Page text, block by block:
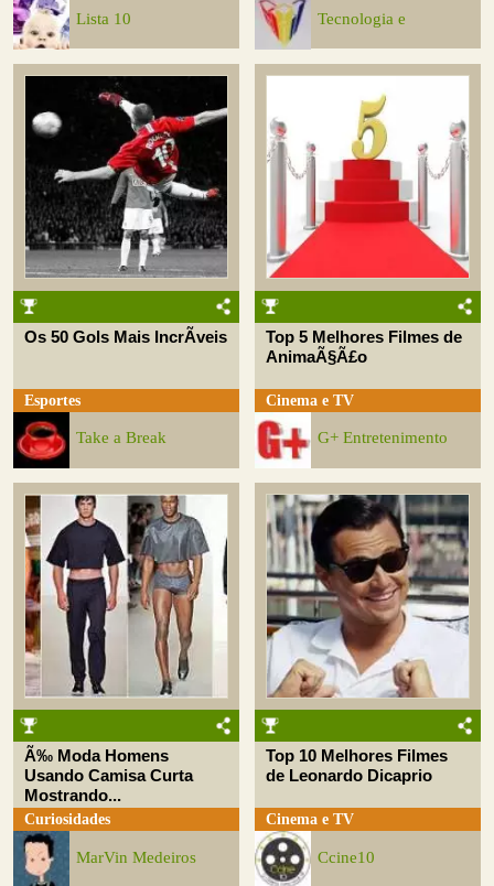
Lista 10 Tecnologia e
Os 50 Gols Mais IncrÃ­veis
Esportes
Take a Break
Top 5 Melhores Filmes de
AnimaÃ§Ã£o
Cinema e TV
G+ Entretenimento
Ã‰ Moda Homens
Usando Camisa Curta
Mostrando...
Curiosidades
MarVin Medeiros
Top 10 Melhores Filmes
de Leonardo Dicaprio
Cinema e TV
Ccine10